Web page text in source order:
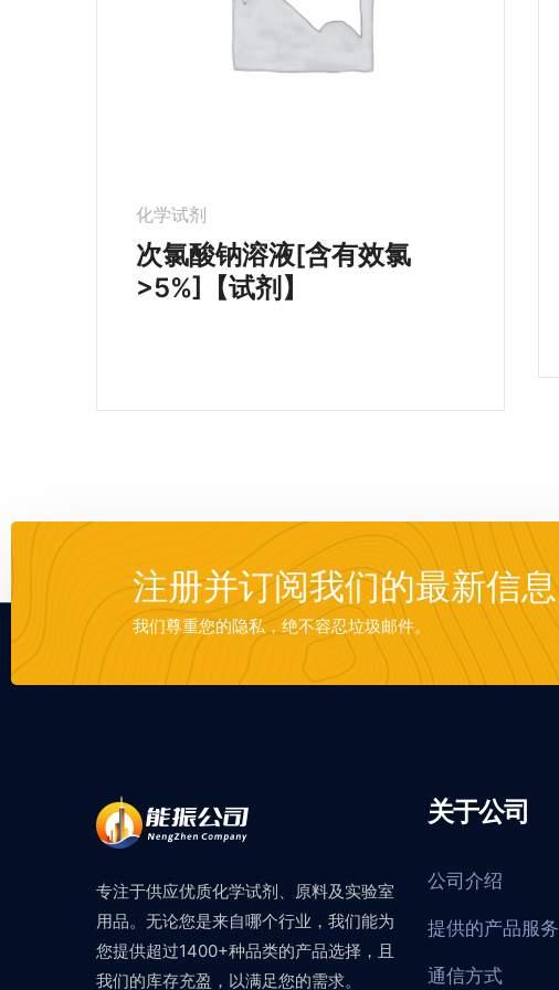
化学试剂
次氯酸钠溶液[含有效氯
>5%]【试剂】
注册并订阅我们的最新信息
我们尊重您的隐私，绝不容忍垃圾邮件。
专注于供应优质化学试剂、原料及实验室
用品。无论您是来自哪个行业，我们能为
您提供超过1400+种品类的产品选择，且
我们的库存充盈，以满足您的需求。
关于公司
公司介绍
提供的产品服务
通信方式